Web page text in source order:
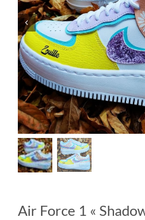
Air Force 1 «